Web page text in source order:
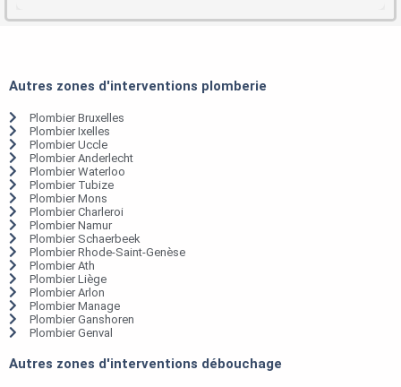
Autres zones d'interventions plomberie
Plombier Bruxelles
Plombier Ixelles
Plombier Uccle
Plombier Anderlecht
Plombier Waterloo
Plombier Tubize
Plombier Mons
Plombier Charleroi
Plombier Namur
Plombier Schaerbeek
Plombier Rhode-Saint-Genèse
Plombier Ath
Plombier Liège
Plombier Arlon
Plombier Manage
Plombier Ganshoren
Plombier Genval
Autres zones d'interventions débouchage